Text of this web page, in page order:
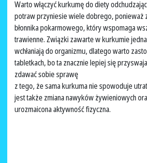
Warto włączyć kurkumę do diety
potraw przyniesie wiele dobrego, ponieważ
błonnika pokarmowego, który wspomaga
trawienne. Związki zawarte w kurkumie
wchłaniają do organizmu, dlatego warto
tabletkach, bo ta znacznie lepiej się
zdawać sobie sprawę
z tego, że sama kurkuma nie spowoduje
jest także zmiana nawyków żywieniowych
urozmaicona aktywność fizyczna.